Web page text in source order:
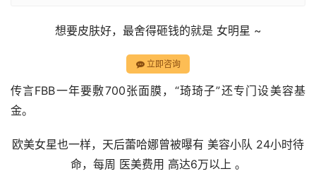
想要皮肤好，最舍得砸钱的就是 女明星 ~
立即咨询
传言FBB一年要敷700张面膜，“琦琦子”还专门设美容基
金。
欧美女星也一样，天后蕾哈娜曾被曝有 美容小队 24小时待
命，每周 医美费用 高达6万以上 。